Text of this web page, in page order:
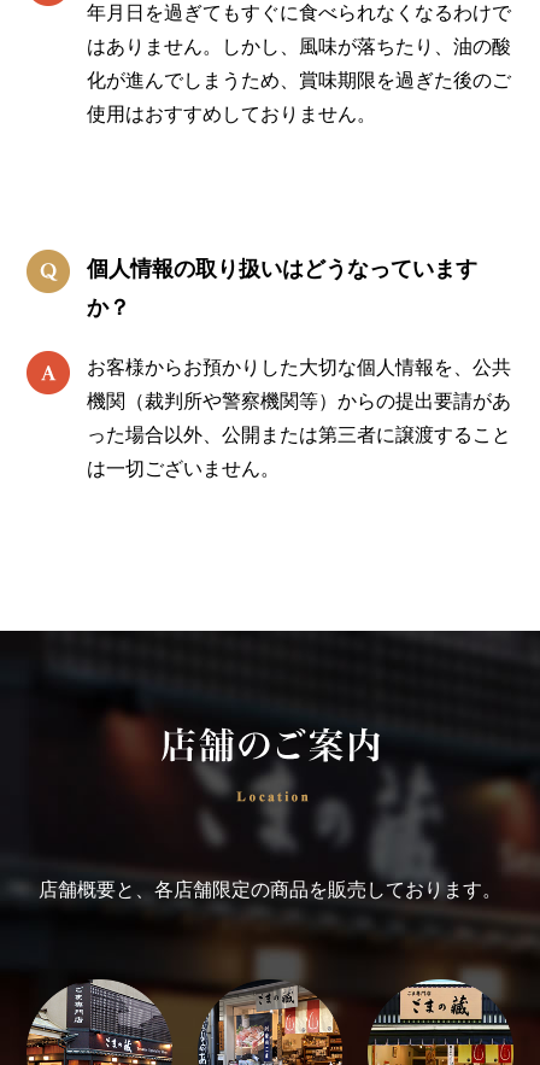
年月日を過ぎてもすぐに食べられなくなるわけで
はありません。しかし、風味が落ちたり、油の酸
化が進んでしまうため、賞味期限を過ぎた後のご
使用はおすすめしておりません。
個人情報の取り扱いはどうなっています
か？
お客様からお預かりした大切な個人情報を、公共
機関（裁判所や警察機関等）からの提出要請があ
った場合以外、公開または第三者に譲渡すること
は一切ございません。
店舗概要と、各店舗限定の商品を販売しております。